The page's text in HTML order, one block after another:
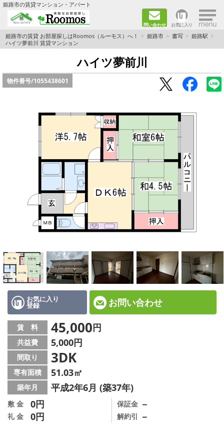
姫路市の賃貸マンション・アパート
問い合わせ お気に入り ×
TOPページ
ファミリー向けの部屋を探す
一人暮らし向けの部屋を探す
カップル向けの部屋を探す
敷金礼金0円の部屋を探す
都市ガス&オール電化の部屋を探す
ネット無料の部屋を探す
☆新築物件☆
☆インターネット無料物件☆
☆敷金·礼金0円物件☆
路線·駅から探す
地域から探す
地図から探す
スタッフ紹介
スタッフ募集中
店舗情報·アクセス
姫路市の賃貸 お部屋探しはRoomos（ルーモス）へ！ 姫路市 書写
姫路駅
ハイツ夢前川 賃貸マンション
ハイツ夢前川
物件番号/1055438601
お気に入り
登録 お問い合わせ
賃 料 45,000円
共益費 5,000円
間取り 3DK
専有面積 51.03㎡
築年月 平成2年6月 (築37年)
敷 金 0円
礼 金 0円
保証金 －
解約引 －